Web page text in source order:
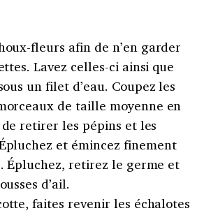
fleurs afin de n’en garder
Lavez celles-ci ainsi que
un filet d’eau. Coupez les
de taille moyenne en
retirer les pépins et les
et émincez finement
Épluchez, retirez le germe et
d’ail.
faites revenir les échalotes